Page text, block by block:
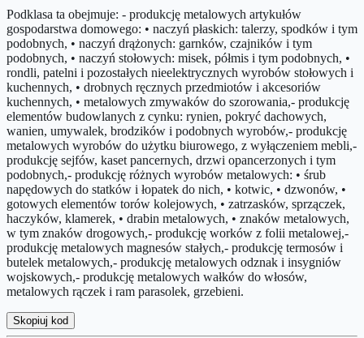
Podklasa ta obejmuje: - produkcję metalowych artykułów
gospodarstwa domowego: • naczyń płaskich: talerzy, spodków i tym
podobnych, • naczyń drążonych: garnków, czajników i tym
podobnych, • naczyń stołowych: misek, półmis i tym podobnych, •
rondli, patelni i pozostałych nieelektrycznych wyrobów stołowych i
kuchennych, • drobnych ręcznych przedmiotów i akcesoriów
kuchennych, • metalowych zmywaków do szorowania,- produkcję
elementów budowlanych z cynku: rynien, pokryć dachowych,
wanien, umywalek, brodzików i podobnych wyrobów,- produkcję
metalowych wyrobów do użytku biurowego, z wyłączeniem mebli,-
produkcję sejfów, kaset pancernych, drzwi opancerzonych i tym
podobnych,- produkcję różnych wyrobów metalowych: • śrub
napędowych do statków i łopatek do nich, • kotwic, • dzwonów, •
gotowych elementów torów kolejowych, • zatrzasków, sprzączek,
haczyków, klamerek, • drabin metalowych, • znaków metalowych,
w tym znaków drogowych,- produkcję worków z folii metalowej,-
produkcję metalowych magnesów stałych,- produkcję termosów i
butelek metalowych,- produkcję metalowych odznak i insygniów
wojskowych,- produkcję metalowych wałków do włosów,
metalowych rączek i ram parasolek, grzebieni.
Skopiuj kod